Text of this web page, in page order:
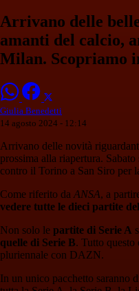
Arrivano delle
amanti del calcio,
Milan. Scopriamo
Giulia Benedetti
14 agosto 2024 - 12:14
Arrivano delle novità
prossima alla riapertura.
contro il Torino a San Siro per
Come riferito da ANSA, a
vedere tutte le dieci partite
Non solo le partite di Serie A
quelle di Serie B. Tutto questo
pluriennale con DAZN.
In un unico pacchetto saranno